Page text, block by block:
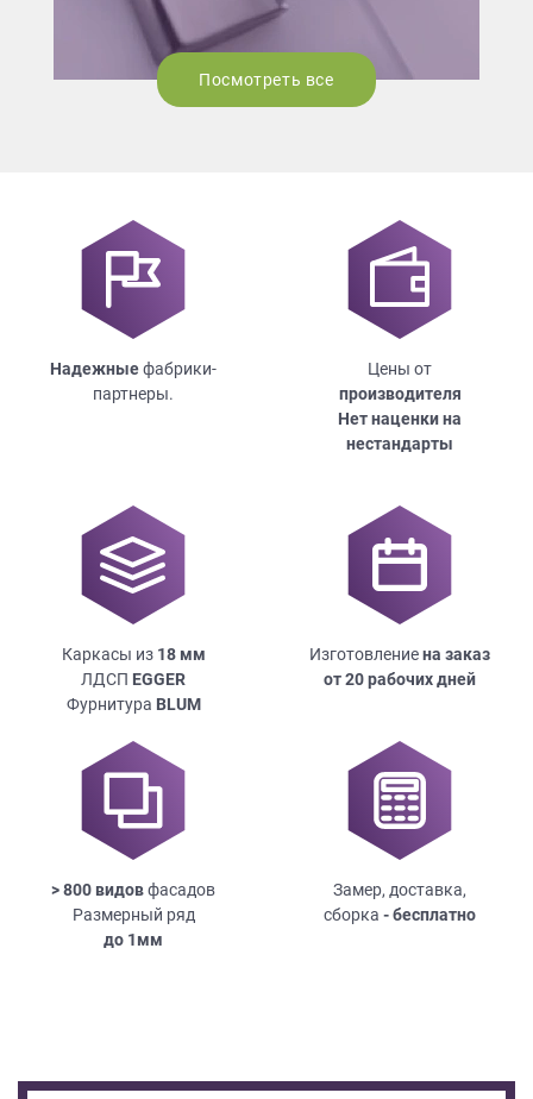
Посмотреть все
Надежныефабрики-
партнеры.
Цены от
производителя
Нет наценки на
нестандарты
Каркасы из 18мм
ЛДСП EGGER
Фурнитура BLUM
Изготовлениена заказ
от 20 рабочих дней
> 800 видовфасадов
Размерный ряд
до 1мм
Замер, доставка,
сборка - бесплатно